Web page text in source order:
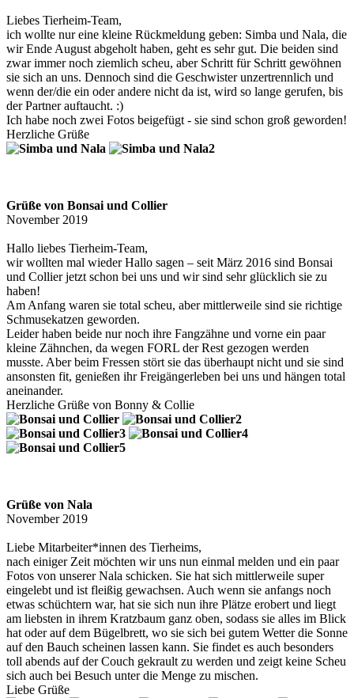
Liebes Tierheim-Team,
ich wollte nur eine kleine Rückmeldung geben: Simba und Nala, die
wir Ende August abgeholt haben, geht es sehr gut. Die beiden sind
zwar immer noch ziemlich scheu, aber Schritt für Schritt gewöhnen
sie sich an uns. Dennoch sind die Geschwister unzertrennlich und
wenn der/die ein oder andere nicht da ist, wird so lange gerufen, bis
der Partner auftaucht. :)
Ich habe noch zwei Fotos beigefügt - sie sind schon groß geworden!
Herzliche Grüße
Grüße von Bonsai und Collier
November 2019
Hallo liebes Tierheim-Team,
wir wollten mal wieder Hallo sagen – seit März 2016 sind Bonsai
und Collier jetzt schon bei uns und wir sind sehr glücklich sie zu
haben!
Am Anfang waren sie total scheu, aber mittlerweile sind sie richtige
Schmusekatzen geworden.
Leider haben beide nur noch ihre Fangzähne und vorne ein paar
kleine Zähnchen, da wegen FORL der Rest gezogen werden
musste. Aber beim Fressen stört sie das überhaupt nicht und sie sind
ansonsten fit, genießen ihr Freigängerleben bei uns und hängen total
aneinander.
Herzliche Grüße von Bonny & Collie
Grüße von Nala
November 2019
Liebe Mitarbeiter*innen des Tierheims,
nach einiger Zeit möchten wir uns nun einmal melden und ein paar
Fotos von unserer Nala schicken. Sie hat sich mittlerweile super
eingelebt und ist fleißig gewachsen. Auch wenn sie anfangs noch
etwas schüchtern war, hat sie sich nun ihre Plätze erobert und liegt
am liebsten in ihrem Kratzbaum ganz oben, sodass sie alles im Blick
hat oder auf dem Bügelbrett, wo sie sich bei gutem Wetter die Sonne
auf den Bauch scheinen lassen kann. Sie findet es auch besonders
toll abends auf der Couch gekrault zu werden und zeigt keine Scheu
sich auch bei Besuch unter die Menge zu mischen.
Liebe Grüße